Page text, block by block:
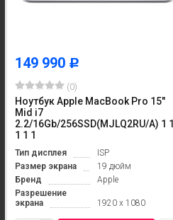
149 990 Р
(0)
Ноутбук Apple MacBook Pro 15"
Mid i7
2.2/16Gb/256SSD(MJLQ2RU/A) 1 1
1 1 1
Тип дисплея
ISP
Размер экрана
19 дюйм
Бренд
Apple
Разрешение
экрана
1920 x 1080